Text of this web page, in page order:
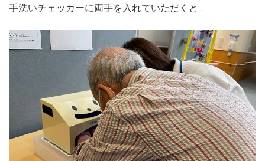
手洗いチェッカーに両手を入れていただくと…